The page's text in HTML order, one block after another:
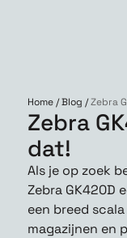
Home /Blog /Zebra
Zebra
dat!
Als je op zoek
Zebra GK420D
een breed
magazijnen en